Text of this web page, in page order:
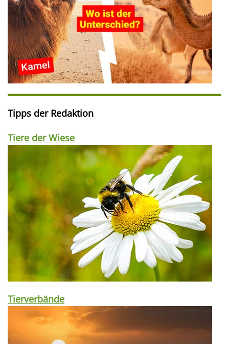
Tipps der Redaktion
Tiere der Wiese
Tierverbände